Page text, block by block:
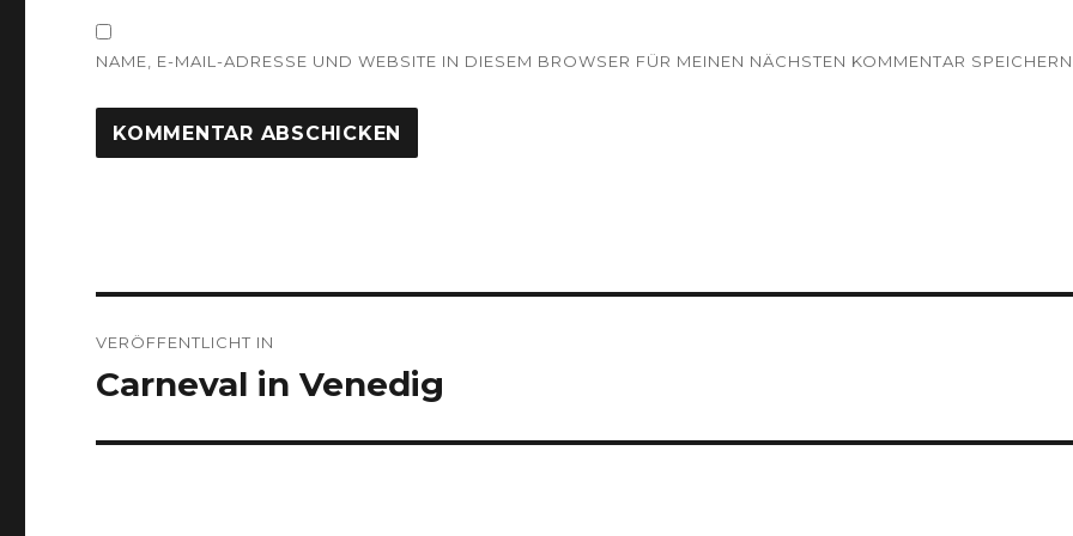
NAME, E-MAIL-ADRESSE UND WEBSITE IN DIESEM BROWSER FÜR MEINEN NÄCHSTEN KOMMENTAR
VERÖFFENTLICHT IN
Carneval in Venedig